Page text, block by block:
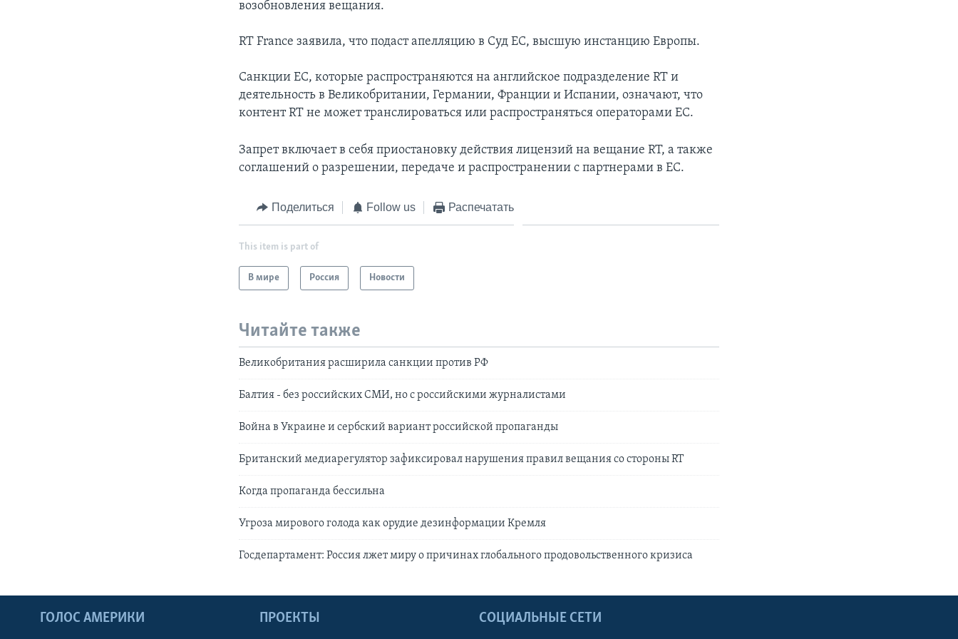
возобновления вещания.
RT France заявила, что подаст апелляцию в Суд ЕС, высшую инстанцию Европы.
Санкции ЕС, которые распространяются на английское подразделение RT и
деятельность в Великобритании, Германии, Франции и Испании, означают, что
контент RT не может транслироваться или распространяться операторами ЕС.
Запрет включает в себя приостановку действия лицензий на вещание RT, а также
соглашений о разрешении, передаче и распространении с партнерами в ЕС.
Поделиться Follow us Распечатать
This item is part of
В мире Россия Новости
Читайте также
Великобритания расширила санкции против РФ
Балтия - без российских СМИ, но с российскими журналистами
Война в Украине и сербский вариант российской пропаганды
Британский медиарегулятор зафиксировал нарушения правил вещания со стороны RT
Когда пропаганда бессильна
Угроза мирового голода как орудие дезинформации Кремля
Госдепартамент: Россия лжет миру о причинах глобального продовольственного кризиса
СОЦИАЛЬНЫЕ СЕТИ
ГОЛОС АМЕРИКИ ПРОЕКТЫ